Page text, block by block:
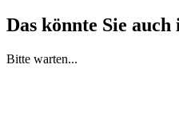
Das könnte Sie auch
Bitte warten...